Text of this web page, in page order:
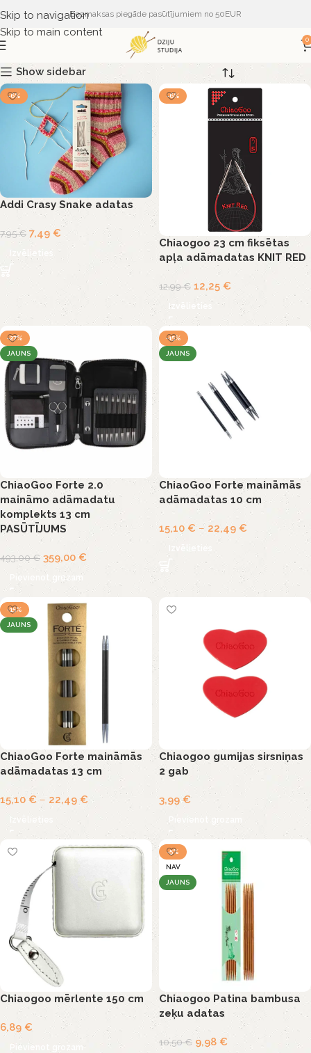
Skip to navigation
Skip to main content
Bezmaksas piegāde pasūtījumiem no 50EUR
0
Show sidebar
-6%
Addi Crasy Snake adatas
7,95€ 7,49 €
Izvēlieties
-6%
Chiaogoo 23 cm fiksētas
apļa adāmadatas KNIT RED
12,99€ 12,25 €
Izvēlieties
-27%
JAUNS
ChiaoGoo Forte 2.0
maināmo adāmadatu
komplekts 13 cm
PASŪTĪJUMS
493,00€ 359,00 €
Pievienot grozam
-15%
JAUNS
ChiaoGoo Forte maināmās
adāmadatas 10 cm
15,10 € – 22,49 €
Izvēlieties
-15%
JAUNS
ChiaoGoo Forte maināmās
adāmadatas 13 cm
15,10 € – 22,49 €
Izvēlieties
Chiaogoo gumijas sirsniņas
2 gab
3,99€
Pievienot grozam
Chiaogoo mērlente 150 cm
6,89 €
Pievienot grozam
-5%
NAV
JAUNS
Chiaogoo Patina bambusa
zeķu adatas
10,50€ 9,98 €